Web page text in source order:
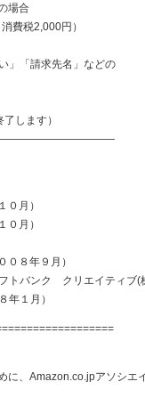
場合
2,000円）
「請求先名」などの
します）
月）
月）
８年９月）
トバンク クリエイティブ(
年１月）
、Amazon.co.jpアソシエ